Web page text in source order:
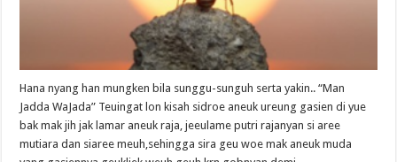
Hana nyang han mungken bila sunggu-sunguh serta yakin.. “Man
Jadda WaJada” Teuingat lon kisah sidroe aneuk ureung gasien di yue
bak mak jih jak lamar aneuk raja, jeeulame putri rajanyan si aree
mutiara dan siaree meuh,sehingga sira geu woe mak aneuk muda